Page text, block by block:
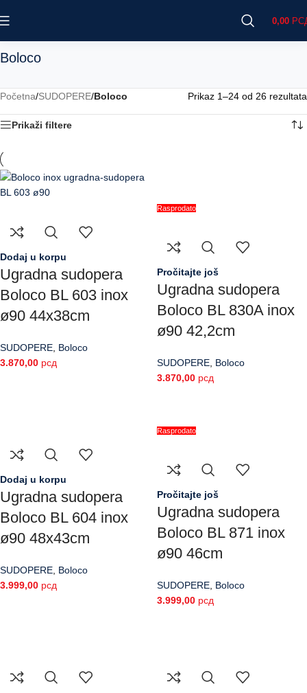
0,00
Boloco
Početna/SUDOPERE/Boloco Prikaz 1–24 od 26 rezultata
Prikaži filtere
Dodaj u korpu
Ugradna sudopera
Boloco BL 603 inox
ø90 44x38cm
SUDOPERE Boloco
3.870,00 рсд
Rasprodato
Pročitajte još
Ugradna sudopera
Boloco BL 830A inox
ø90 42,2cm
SUDOPERE Boloco
3.870,00 рсд
Dodaj u korpu
Ugradna sudopera
Boloco BL 604 inox
ø90 48x43cm
SUDOPERE Boloco
3.999,00 рсд
Rasprodato
Pročitajte još
Ugradna sudopera
Boloco BL 871 inox
ø90 46cm
SUDOPERE Boloco
3.999,00 рсд